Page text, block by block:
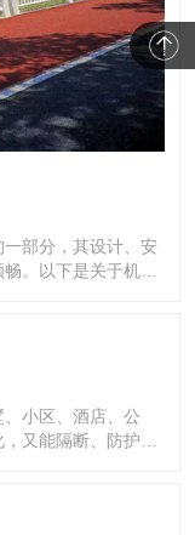
部分，其设计、安
。以下是关于机动
小区、酒店、公
又能隔断、防护、